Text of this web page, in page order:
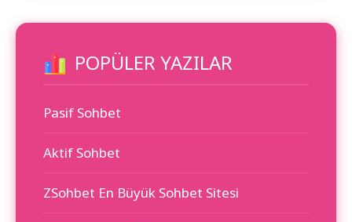
POPÜLER YAZILAR
Pasif Sohbet
Aktif Sohbet
ZSohbet En Büyük Sohbet Sitesi